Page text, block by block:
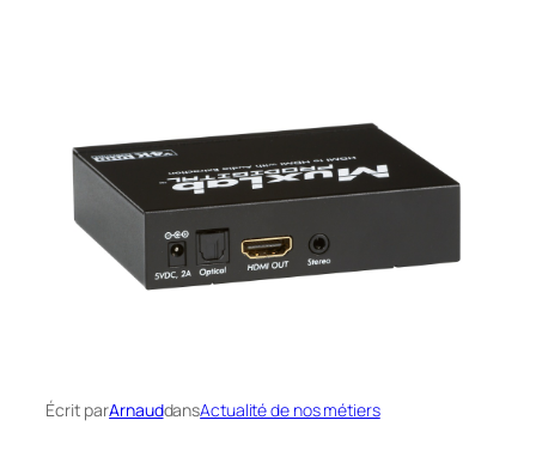
Écrit parArnauddansActualité de nos métiers